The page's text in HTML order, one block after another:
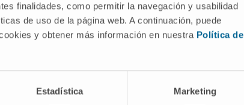
finalidades, como permitir la navegación y usabilidad
de uso de la página web. A continuación, puede
y obtener más información en nuestra Política de
Estadística Marketing